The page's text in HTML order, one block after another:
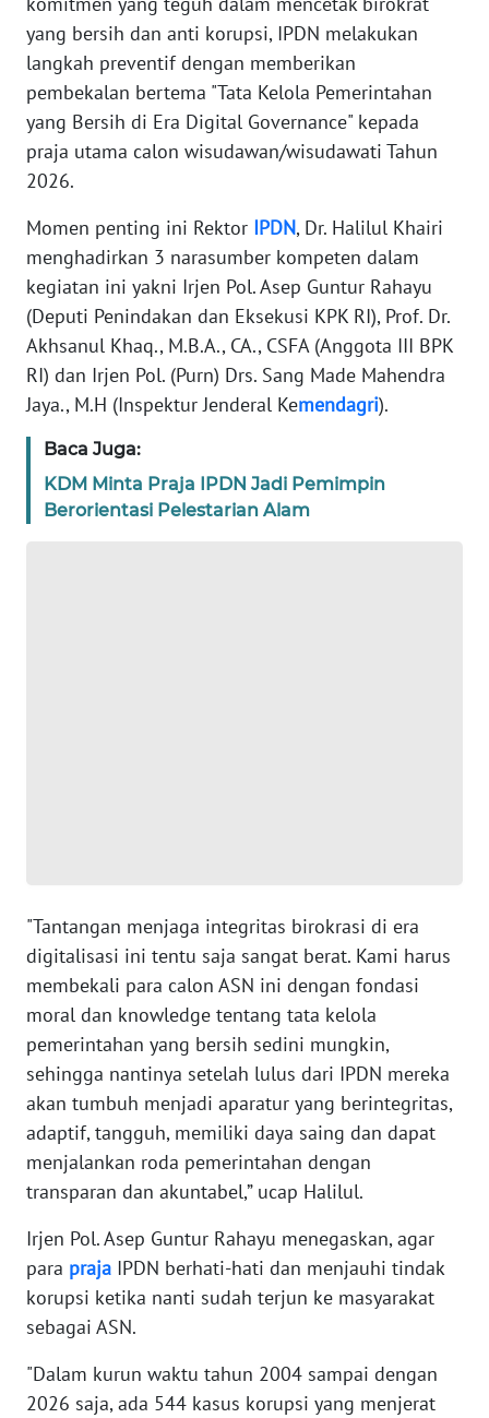
yang bersih dan anti korupsi, IPDN melakukan
langkah preventif dengan memberikan
pembekalan bertema "Tata Kelola Pemerintahan
yang Bersih di Era Digital Governance" kepada
praja utama calon wisudawan/wisudawati Tahun
2026.
Momen penting ini Rektor IPDN, Dr. Halilul Khairi
menghadirkan 3 narasumber kompeten dalam
kegiatan ini yakni Irjen Pol. Asep Guntur Rahayu
(Deputi Penindakan dan Eksekusi KPK RI), Prof. Dr.
Akhsanul Khaq., M.B.A., CA., CSFA (Anggota III BPK
RI) dan Irjen Pol. (Purn) Drs. Sang Made Mahendra
Jaya., M.H (Inspektur Jenderal Kemendagri).
Baca Juga:
KDM Minta Praja IPDN Jadi Pemimpin
Berorientasi Pelestarian Alam
"Tantangan menjaga integritas birokrasi di era
digitalisasi ini tentu saja sangat berat. Kami harus
membekali para calon ASN ini dengan fondasi
moral dan knowledge tentang tata kelola
pemerintahan yang bersih sedini mungkin,
sehingga nantinya setelah lulus dari IPDN mereka
akan tumbuh menjadi aparatur yang berintegritas,
adaptif, tangguh, memiliki daya saing dan dapat
menjalankan roda pemerintahan dengan
transparan dan akuntabel,” ucap Halilul.
Irjen Pol. Asep Guntur Rahayu menegaskan, agar
para praja IPDN berhati-hati dan menjauhi tindak
korupsi ketika nanti sudah terjun ke masyarakat
sebagai ASN.
"Dalam kurun waktu tahun 2004 sampai dengan
2026 saja, ada 544 kasus korupsi yang menjerat
REDAKSI
KARIR
DISCLAIMER
Wahana
News
Regional
WN
SUMUT
WN
JAKARTA
WN
JABAR
WN
RIAU
WN
SERAMBI
WN
JAMBI
WN
SULTRA
NTB